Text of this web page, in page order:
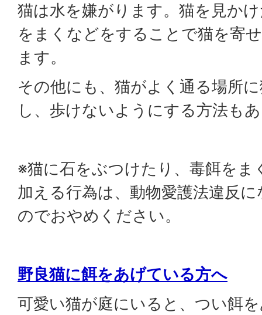
猫は水を嫌がります。猫を見か
をまくなどをすることで猫を寄
ます。
その他にも、猫がよく通る場所
し、歩けないようにする方法も
※猫に石をぶつけたり、毒餌をま
加える行為は、動物愛護法違反
のでおやめください。
野良猫に餌をあげている方へ
可愛い猫が庭にいると、つい餌